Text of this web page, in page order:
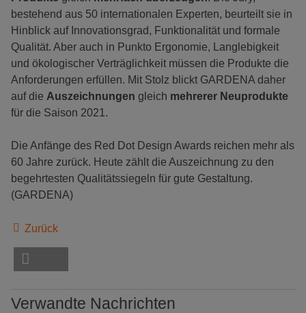
bestehend aus 50 internationalen Experten, beurteilt sie in
Hinblick auf Innovationsgrad, Funktionalität und formale
Qualität. Aber auch in Punkto Ergonomie, Langlebigkeit
und ökologischer Verträglichkeit müssen die Produkte die
Anforderungen erfüllen. Mit Stolz blickt GARDENA daher
auf die Auszeichnungen gleich mehrerer Neuprodukte
für die Saison 2021.
Die Anfänge des Red Dot Design Awards reichen mehr als
60 Jahre zurück. Heute zählt die Auszeichnung zu den
begehrtesten Qualitätssiegeln für gute Gestaltung.
(GARDENA)
Zurück
Verwandte Nachrichten